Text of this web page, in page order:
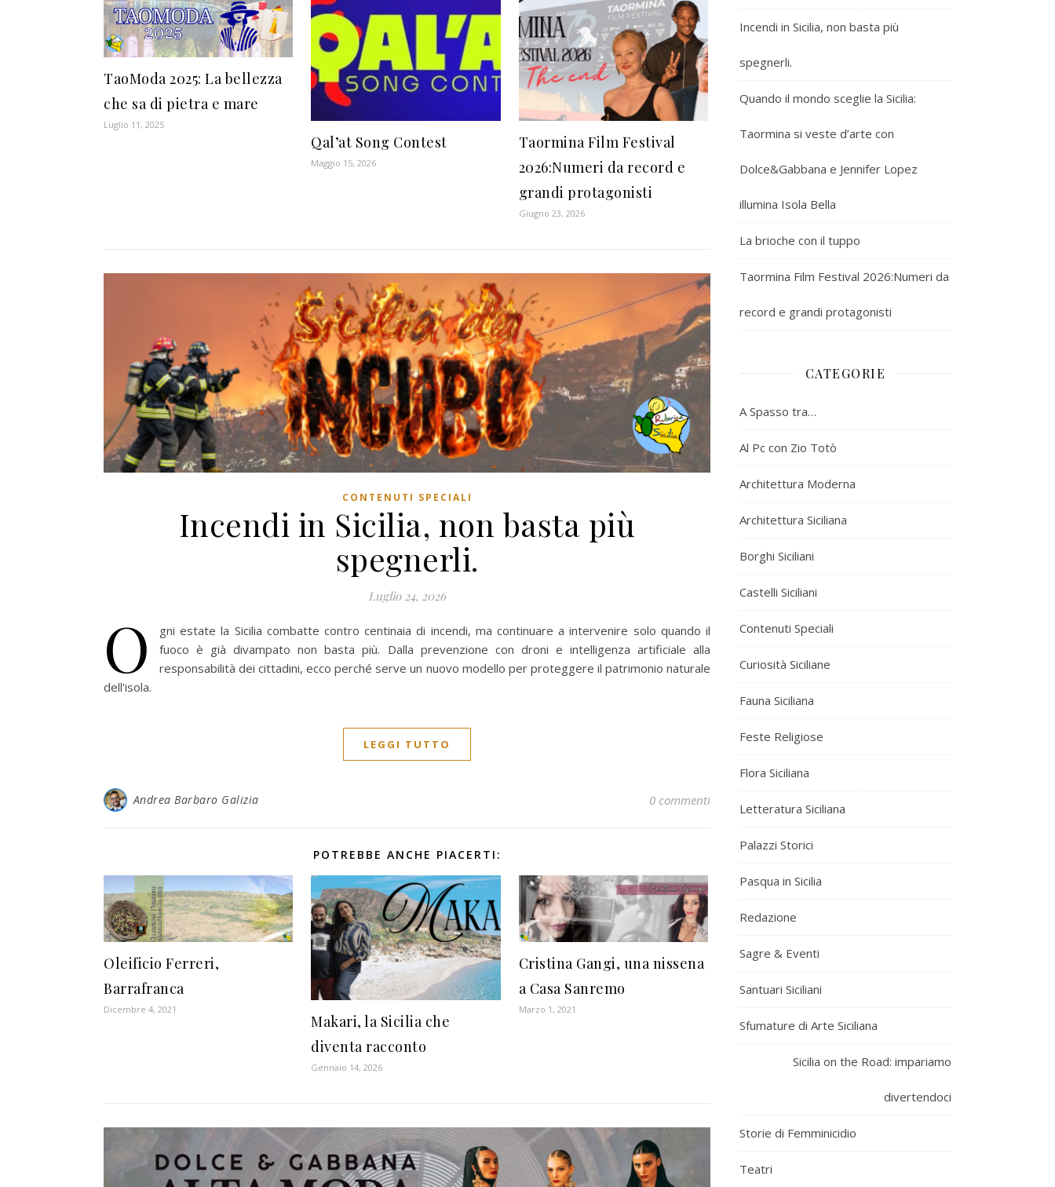
TaoModa 2025: La bellezza
che sa di pietra e mare
Luglio 11, 2025
Qal’at Song Contest
Maggio 15, 2026
Taormina Film Festival
2026:Numeri da record e
grandi protagonisti
Giugno 23, 2026
CONTENUTI SPECIALI
Incendi in Sicilia, non basta più
spegnerli.
Luglio 24, 2026
O
gni estate la Sicilia combatte contro centinaia di incendi, ma continuare a intervenire solo quando il
fuoco è già divampato non basta più. Dalla prevenzione con droni e intelligenza artificiale alla
responsabilità dei cittadini, ecco perché serve un nuovo modello per proteggere il patrimonio naturale
dell'isola.
LEGGI TUTTO
Andrea Barbaro Galizia 0 commenti
POTREBBE ANCHE PIACERTI:
Oleificio Ferreri,
Barrafranca
Dicembre 4, 2021
Makari, la Sicilia che
diventa racconto
Gennaio 14, 2026
Cristina Gangi, una nissena
a Casa Sanremo
Marzo 1, 2021
Incendi in Sicilia, non basta più
spegnerli.
Quando il mondo sceglie la Sicilia:
Taormina si veste d’arte con
Dolce&Gabbana e Jennifer Lopez
illumina Isola Bella
La brioche con il tuppo
Taormina Film Festival 2026:Numeri da
record e grandi protagonisti
CATEGORIE
A Spasso tra…
Al Pc con Zio Totò
Architettura Moderna
Architettura Siciliana
Borghi Siciliani
Castelli Siciliani
Contenuti Speciali
Curiosità Siciliane
Fauna Siciliana
Feste Religiose
Flora Siciliana
Letteratura Siciliana
Palazzi Storici
Pasqua in Sicilia
Redazione
Sagre & Eventi
Santuari Siciliani
Sfumature di Arte Siciliana
Sicilia on the Road: impariamo
divertendoci
Storie di Femminicidio
Teatri